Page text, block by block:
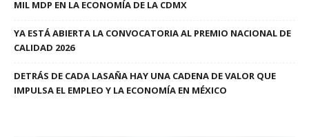
MIL MDP EN LA ECONOMÍA DE LA CDMX
YA ESTÁ ABIERTA LA CONVOCATORIA AL PREMIO NACIONAL DE
CALIDAD 2026
DETRÁS DE CADA LASAÑA HAY UNA CADENA DE VALOR QUE
IMPULSA EL EMPLEO Y LA ECONOMÍA EN MÉXICO